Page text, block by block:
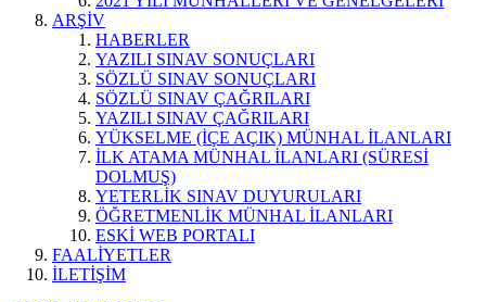
ARŞİV
HABERLER
YAZILI SINAV SONUÇLARI
SÖZLÜ SINAV SONUÇLARI
SÖZLÜ SINAV ÇAĞRILARI
YAZILI SINAV ÇAĞRILARI
YÜKSELME (İÇE AÇIK) MÜNHAL İLANLARI
İLK ATAMA MÜNHAL İLANLARI (SÜRESİ
DOLMUŞ)
YETERLİK SINAV DUYURULARI
ÖĞRETMENLİK MÜNHAL İLANLARI
ESKİ WEB PORTALI
FAALİYETLER
İLETİŞİM